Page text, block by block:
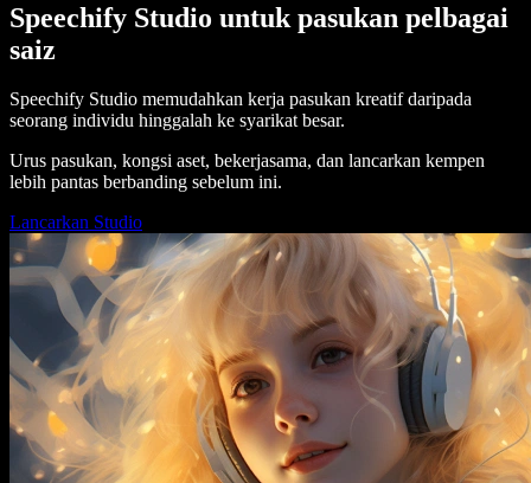
Speechify Studio untuk pasukan pelbagai
saiz
Speechify Studio memudahkan kerja pasukan kreatif daripada
seorang individu hinggalah ke syarikat besar.
Urus pasukan, kongsi aset, bekerjasama, dan lancarkan kempen
lebih pantas berbanding sebelum ini.
Lancarkan Studio